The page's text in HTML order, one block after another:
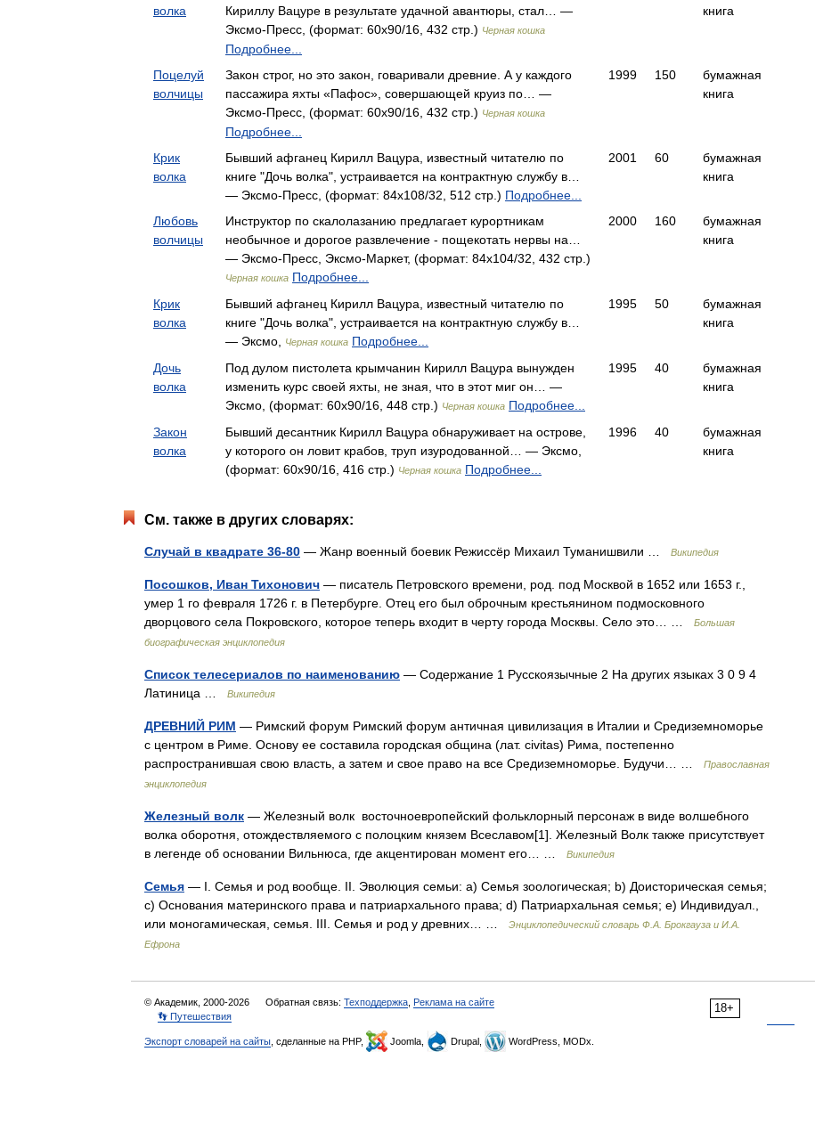
волка
Кириллу Вацуре в результате удачной авантюры, стал… —
Эксмо-Пресс, (формат: 60x90/16, 432 стр.) Черная кошка
Подробнее...
книга
Поцелуй
волчицы
Закон строг, но это закон, говаривали древние. А у каждого
пассажира яхты «Пафос», совершающей круиз по… —
Эксмо-Пресс, (формат: 60x90/16, 432 стр.) Черная кошка
Подробнее...
1999 150
бумажная
книга
Крик
волка
Бывший афганец Кирилл Вацура, известный читателю по
книге "Дочь волка", устраивается на контрактную службу в…
— Эксмо-Пресс, (формат: 84x108/32, 512 стр.) Подробнее...
2001 60
бумажная
книга
Любовь
волчицы
Инструктор по скалолазанию предлагает курортникам
необычное и дорогое развлечение - пощекотать нервы на…
— Эксмо-Пресс, Эксмо-Маркет, (формат: 84x104/32, 432 стр.)
Черная кошка Подробнее...
2000 160
бумажная
книга
Крик
волка
Бывший афганец Кирилл Вацура, известный читателю по
книге "Дочь волка", устраивается на контрактную службу в…
— Эксмо,
Черная кошка Подробнее...
1995 50
бумажная
книга
Дочь
волка
Под дулом пистолета крымчанин Кирилл Вацура вынужден
изменить курс своей яхты, не зная, что в этот миг он… —
Эксмо, (формат: 60x90/16, 448 стр.) Черная кошка Подробнее...
1995 40
бумажная
книга
Закон
волка
Бывший десантник Кирилл Вацура обнаруживает на острове,
у которого он ловит крабов, труп изуродованной… — Эксмо,
(формат: 60x90/16, 416 стр.) Черная кошка Подробнее...
1996 40
бумажная
книга
См. также в других словарях:
Случай в квадрате 36-80 — Жанр военный боевик Режиссёр Михаил Туманишвили … Википедия
Посошков, Иван Тихонович — писатель Петровского времени, род. под Москвой в 1652 или 1653 г.,
умер 1 го февраля 1726 г. в Петербурге. Отец его был оброчным крестьянином подмосковного
дворцового села Покровского, которое теперь входит в черту города Москвы. Село это… …
Большая
биографическая энциклопедия
Список телесериалов по наименованию — Содержание 1 Русскоязычные 2 На других языках 3 0 9 4
Латиница …
Википедия
ДРЕВНИЙ РИМ — Римский форум Римский форум античная цивилизация в Италии и Средиземноморье
с центром в Риме. Основу ее составила городская община (лат. civitas) Рима, постепенно
распространившая свою власть, а затем и свое право на все Средиземноморье. Будучи… …
Православная
энциклопедия
Железный волк — Железный волк восточноевропейский фольклорный персонаж в виде волшебного
волка оборотня, отождествляемого с полоцким князем Всеславом[1]. Железный Волк также присутствует
в легенде об основании Вильнюса, где акцентирован момент его… …
Википедия
Семья — I. Семья и род вообще. II. Эволюция семьи: a) Семья зоологическая; b) Доисторическая семья;
c) Основания материнского права и патриархального права; d) Патриархальная семья; e) Индивидуал.,
или моногамическая, семья. III. Семья и род у древних… …
Энциклопедический словарь Ф.А. Брокгауза и И.А.
Ефрона
18+
© Академик, 2000-2026 Обратная связь: Техподдержка Реклама на сайте
👣 Путешествия
Экспорт словарей на сайты , сделанные на PHP, Joomla, Drupal, WordPress, MODx.